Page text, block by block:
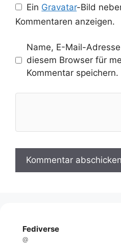
Ein Gravatar-Bild
Kommentaren anzeigen.
Name, E-Mail-
diesem Browser für
Kommentar speichern.
Fediverse
@